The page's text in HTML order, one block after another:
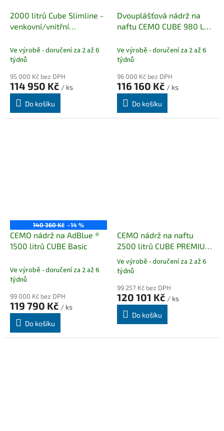
2000 litrů Cube Slimline -
venkovní/vnitřní
Ve výrobě - doručení za 2 až 6
týdnů
95 000 Kč bez DPH
114 950 Kč / ks
Do košíku
Dvouplášťová nádrž na
naftu CEMO CUBE 980 L
sezónu 2022/2023
Ve výrobě - doručení za 2 až 6
týdnů
96 000 Kč bez DPH
116 160 Kč / ks
Do košíku
140 360 Kč –14 %
CEMO nádrž na AdBlue ®️
1500 litrů CUBE Basic
Ve výrobě - doručení za 2 až 6
týdnů
99 000 Kč bez DPH
119 790 Kč / ks
Do košíku
CEMO nádrž na naftu
2500 litrů CUBE PREMIUM
Ideální pro zemědělce
Průměrné
hodnocení
produktu
je
5,0
5
Ve výrobě - doručení za 2 až 6
týdnů
99 257 Kč bez DPH
120 101 Kč / ks
Do košíku